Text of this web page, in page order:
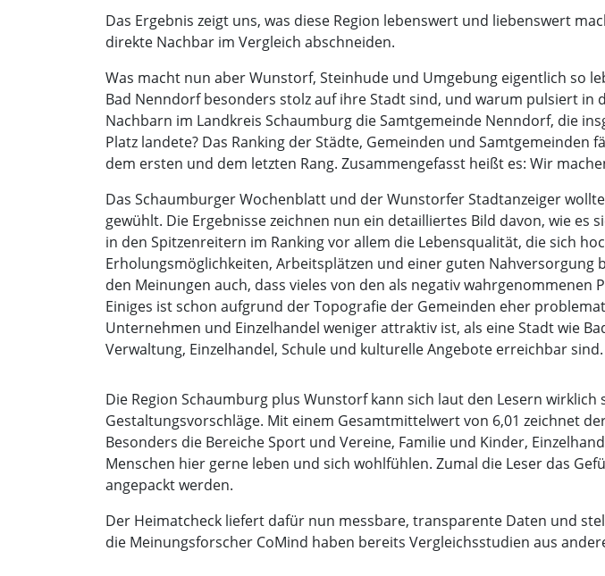
Das Ergebnis zeigt uns, was diese Region lebenswert und liebenswert
direkte Nachbar im Vergleich abschneiden.
Was macht nun aber Wunstorf, Steinhude und Umgebung eigentlich so
Bad Nenndorf besonders stolz auf ihre Stadt sind, und warum pulsiert in
Nachbarn im Landkreis Schaumburg die Samtgemeinde Nenndorf, die
Platz landete? Das Ranking der Städte, Gemeinden und
dem ersten und dem letzten Rang. Zusammengefasst heißt es: Wir
Das Schaumburger Wochenblatt und der Wunstorfer Stadtanzeiger
gewühlt. Die Ergebnisse zeichnen nun ein detailliertes Bild davon, wie
in den Spitzenreitern im Ranking vor allem die Lebensqualität, die sich
Erholungsmöglichkeiten, Arbeitsplätzen und einer guten Nahversorgung
den Meinungen auch, dass vieles von den als negativ
Einiges ist schon aufgrund der Topografie der Gemeinden eher
Unternehmen und Einzelhandel weniger attraktiv ist, als eine Stadt wie
Verwaltung, Einzelhandel, Schule und kulturelle Angebote erreichbar sind.
Die Region Schaumburg plus Wunstorf kann sich laut den Lesern
Gestaltungsvorschläge. Mit einem Gesamtmittelwert von 6,01 zeichnet
Besonders die Bereiche Sport und Vereine, Familie und Kinder,
Menschen hier gerne leben und sich wohlfühlen. Zumal die Leser das
angepackt werden.
Der Heimatcheck liefert dafür nun messbare, transparente Daten und
die Meinungsforscher CoMind haben bereits Vergleichsstudien aus